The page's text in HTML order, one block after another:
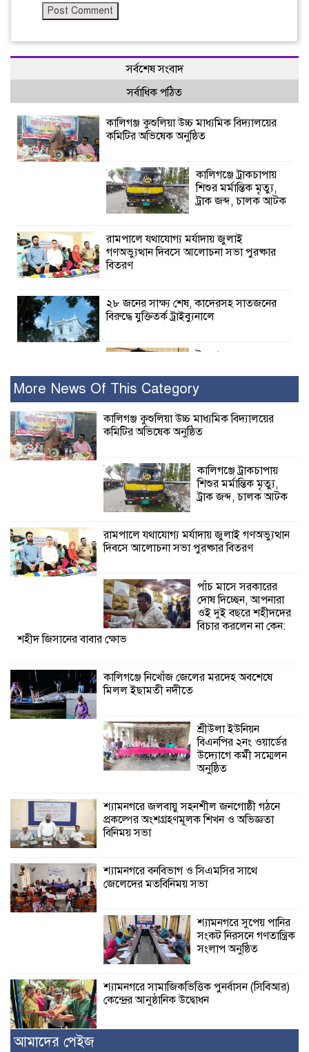
সর্বশেষ সংবাদ
সর্বাধিক পঠিত
কালিগঞ্জ কুশুলিয়া উচ্চ মাধ্যমিক বিদ্যালয়ের
কমিটির অভিষেক অনুষ্ঠিত
কালিগঞ্জে ট্রাকচাপায়
শিশুর মর্মান্তিক মৃত্যু,
ট্রাক জব্দ, চালক আটক
রামপালে যথাযোগ্য মর্যাদায় জুলাই
গণঅভ্যুত্থান দিবসে আলোচনা সভা পুরষ্কার
বিতরণ
২৮ জনের সাক্ষ্য শেষ, কাদেরসহ সাতজনের
বিরুদ্ধে যুক্তিতর্ক ট্রাইব্যুনালে
ইসলামের সবচেয়ে
নুর
পাঁচ মাসে সরকারের দোষ দিচ্ছেন, আপনারা
কালিগঞ্জে নিখোঁজ জেলের মরদেহ অবশেষে
মিলল ইছামতী নদীতে
শ্রীউলা ইউনিয়ন
অনুষ্ঠিত
শ্যামনগরে জলবায়ু সহনশীল জনগোষ্ঠী গঠনে
প্রকল্পের অংশগ্রহণমূলক শিখন ও অভিজ্ঞতা
শ্যামনগরে বনবিভাগ ও সিএমসির সাথে
More News Of This Category
কালিগঞ্জ কুশুলিয়া উচ্চ মাধ্যমিক বিদ্যালয়ের
কমিটির অভিষেক অনুষ্ঠিত
কালিগঞ্জে ট্রাকচাপায়
শিশুর মর্মান্তিক মৃত্যু,
ট্রাক জব্দ, চালক আটক
রামপালে যথাযোগ্য মর্যাদায় জুলাই গণঅভ্যুত্থান
দিবসে আলোচনা সভা পুরষ্কার বিতরণ
পাঁচ মাসে সরকারের
দোষ দিচ্ছেন, আপনারা
ওই দুই বছরে শহীদদের
বিচার করলেন না কেন:
শহীদ জিসানের বাবার ক্ষোভ
কালিগঞ্জে নিখোঁজ জেলের মরদেহ অবশেষে
মিলল ইছামতী নদীতে
শ্রীউলা ইউনিয়ন
বিএনপির ২নং ওয়ার্ডের
উদ্যোগে কর্মী সম্মেলন
অনুষ্ঠিত
শ্যামনগরে জলবায়ু সহনশীল জনগোষ্ঠী গঠনে
প্রকল্পের অংশগ্রহণমূলক শিখন ও অভিজ্ঞতা
বিনিময় সভা
শ্যামনগরে বনবিভাগ ও সিএমসির সাথে
জেলেদের মতবিনিময় সভা
শ্যামনগরে সুপেয় পানির
সংকট নিরসনে গণতান্ত্রিক
সংলাপ অনুষ্ঠিত
শ্যামনগরে সামাজিকভিত্তিক পুনর্বাসন (সিবিআর)
কেন্দ্রের আনুষ্ঠানিক উদ্বোধন
আমাদের পেইজ